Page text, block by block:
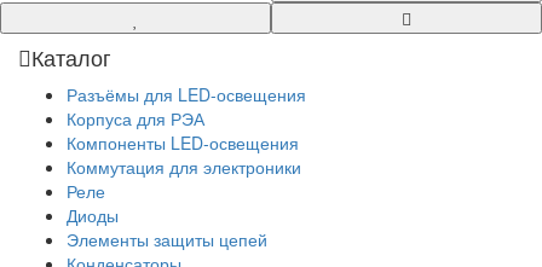
Каталог
Разъёмы для LED-освещения
Корпуса для РЭА
Компоненты LED-освещения
Коммутация для электроники
Реле
Диоды
Элементы защиты цепей